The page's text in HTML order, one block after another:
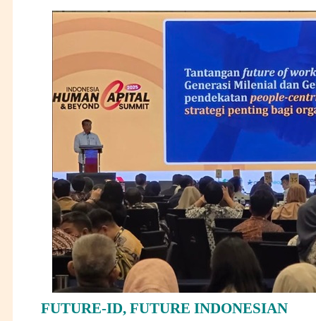
FUTURE-ID, FUTURE INDONESIAN